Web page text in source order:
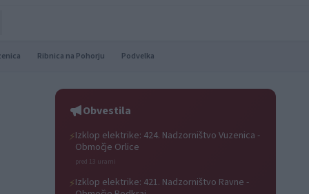
Ribnica na Pohorju Podvelka
Obvestila
⚡Izklop elektrike: 424. Nadzorništvo Vuzenica -
Območje Orlice
pred 13 urami
⚡Izklop elektrike: 421. Nadzorništvo Ravne -